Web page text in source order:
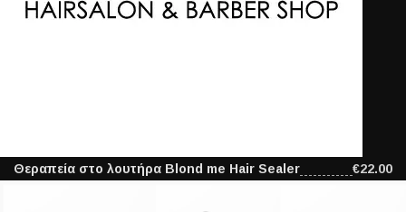
Θεραπεία στο λουτήρα Blond me Hair Sealer €22.00